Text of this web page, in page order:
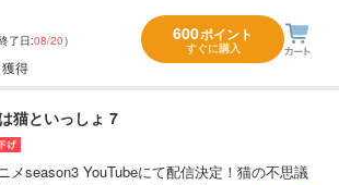
終了日:08/20）
獲得
600ポイント
すぐに購入
猫といっしょ 7
メseason3 YouTubeにて配信決定！猫の不思議